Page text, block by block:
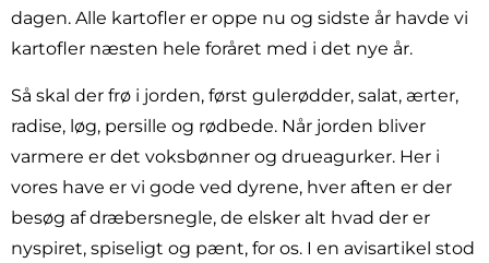
dagen. Alle kartofler er oppe nu og sidste år havde vi
kartofler næsten hele foråret med i det nye år.
Så skal der frø i jorden, først gulerødder, salat, ærter,
radise, løg, persille og rødbede. Når jorden bliver
varmere er det voksbønner og drueagurker. Her i
vores have er vi gode ved dyrene, hver aften er der
besøg af dræbersnegle, de elsker alt hvad der er
nyspiret, spiseligt og pænt, for os. I en avisartikel stod